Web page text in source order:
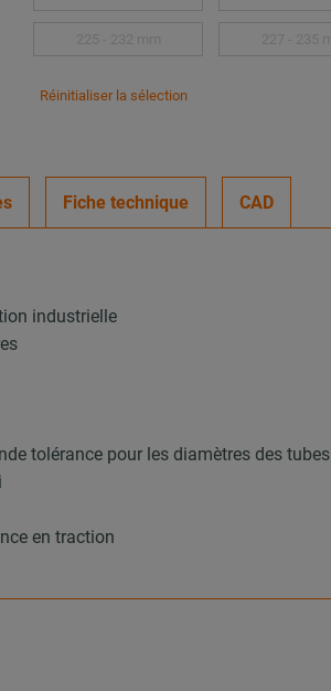
Réinitialiser la sélection
Fiche technique CAD
industrielle
tolérance pour les diamètres des tubes
en traction